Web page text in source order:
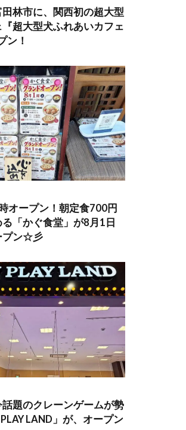
田林市に、関西初の超大型
超大型犬ふれあいカフェ
ン！
オープン！朝定食700円
「かぐ食堂」が8月1日
プン☆彡
話題のクレーンゲームが勢
LAND」が、オープン